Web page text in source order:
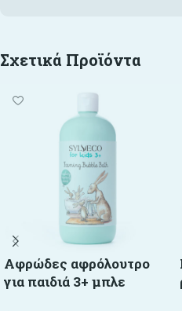
Σχετικά Προϊόντα
Αφρώδες αφρόλουτρο
για παιδιά 3+ μπλε